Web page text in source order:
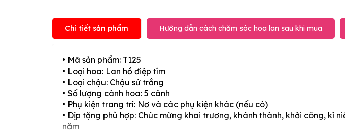
Chi tiết sản phẩm Hướng dẫn cách chăm sóc hoa lan sau khi mua
• Mã sản phẩm: T125
• Loại hoa: Lan hồ điệp tím
• Loại chậu: Chậu sứ trắng
• Số lượng cành hoa: 5 cành
• Phụ kiện trang trí: Nơ và các phụ kiện khác (nếu có)
• Dịp tặng phù hợp: Chúc mừng khai trương, khánh thành, khởi công, kỉ
năm